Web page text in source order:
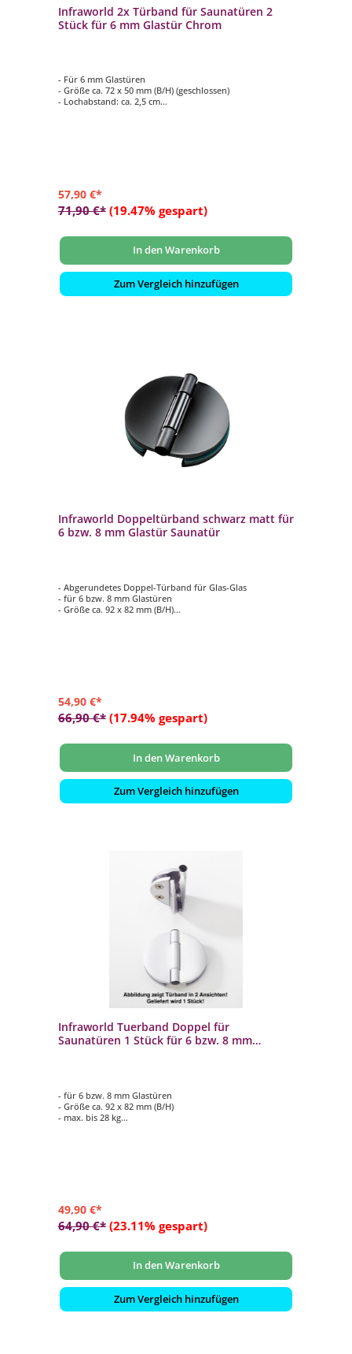
Infraworld 2x Türband für Saunatüren 2
Stück für 6 mm Glastür Chrom
- Für 6 mm Glastüren
- Größe ca. 72 x 50 mm (B/H) (geschlossen)
- Lochabstand: ca. 2,5 cm
57,90 €*
71,90 €* (19.47% gespart)
In den Warenkorb
Zum Vergleich hinzufügen
Infraworld Doppeltürband schwarz matt für
6 bzw. 8 mm Glastür Saunatür
- Abgerundetes Doppel-Türband für Glas-Glas
- für 6 bzw. 8 mm Glastüren
- Größe ca. 92 x 82 mm (B/H)
54,90 €*
66,90 €* (17.94% gespart)
In den Warenkorb
Zum Vergleich hinzufügen
Infraworld Tuerband Doppel für
Saunatüren 1 Stück für 6 bzw. 8 mm
- für 6 bzw. 8 mm Glastüren
- Größe ca. 92 x 82 mm (B/H)
- max. bis 28 kg
49,90 €*
64,90 €* (23.11% gespart)
In den Warenkorb
Zum Vergleich hinzufügen